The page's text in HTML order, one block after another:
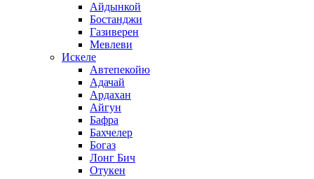
Айдынкой
Бостанджи
Газиверен
Мевлеви
Искеле
Автепекойю
Адачай
Ардахан
Айгун
Бафра
Бахчелер
Богаз
Лонг Бич
Отукен